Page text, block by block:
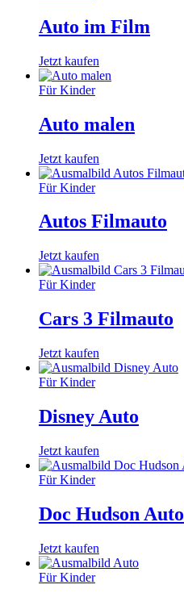
Auto im Film
Jetzt kaufen
Für Kinder
Auto malen
Jetzt kaufen
Für Kinder
Autos Filmauto
Jetzt kaufen
Für Kinder
Cars 3 Filmauto
Jetzt kaufen
Für Kinder
Disney Auto
Jetzt kaufen
Für Kinder
Doc Hudson Auto
Jetzt kaufen
Für Kinder